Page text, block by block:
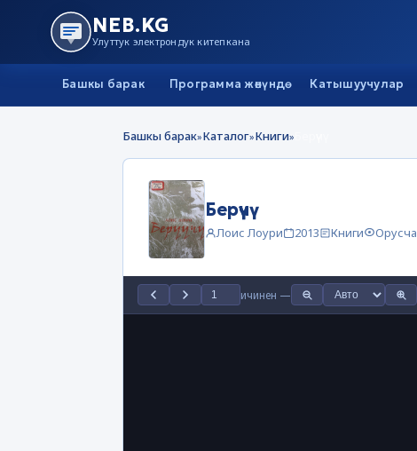
NEB.KG
Улуттук электрондук китепкана
Башкы барак Программа жөнүндө Катышуучулар
Башкы барак»Каталог»Книги»
Берүүчү
Лоис Лоури 2013 Книги Орусча
ичинен —